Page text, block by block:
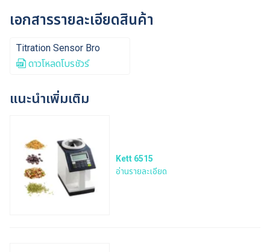
เอกสารรายละเอียดสินค้า
Titration Sensor Bro
ดาวโหลดโบรชัวร์
แนะนำเพิ่มเติม
Kett 6515
อ่านรายละเอียด